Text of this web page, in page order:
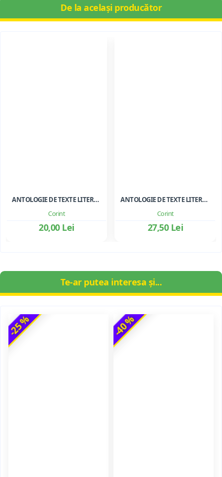
De la același producător
Corint
ANTOLOGIE DE TEXTE LITERARE PENTRU CLASA A III-A
20,00 Lei
Corint
ANTOLOGIE DE TEXTE LITERARE PENTRU CLS. I-II
27,50 Lei
Te-ar putea interesa și...
-25 % -40 %